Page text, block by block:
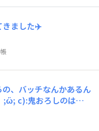
きました✈️
、バッチなんかあるん
c):鬼おろしのはさ
っとハッシュタグつけ